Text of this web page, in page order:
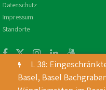
Datenschutz
Impressum
Standorte
L 38:
Basel, Basel